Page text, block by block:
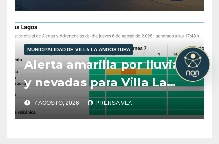
Angostura – 7 de agosto –
10:00 hs
MUNICIPALIDAD DE VILLA LA ANGOSTURA
Alerta amarilla por lluvias
y nevadas para Villa La
Angostura.
7 AGOSTO, 2026 PRENSA VLA